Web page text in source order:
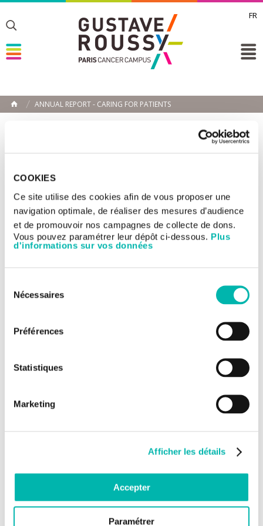
COOKIES
Ce site utilise des cookies afin de vous proposer une
navigation optimale, de réaliser des mesures d’audience
et de promouvoir nos campagnes de collecte de dons.
Vous pouvez paramétrer leur dépôt ci-dessous. Plus
d'informations sur vos données
Nécessaires
Préférences
Statistiques
Marketing
Afficher les détails
Accepter
Paramétrer
FR
Toggle
Toggle
HOME
ANNUAL REPORT - CARING FOR PATIENTS
throughout on the path from diagnosis to treatment.